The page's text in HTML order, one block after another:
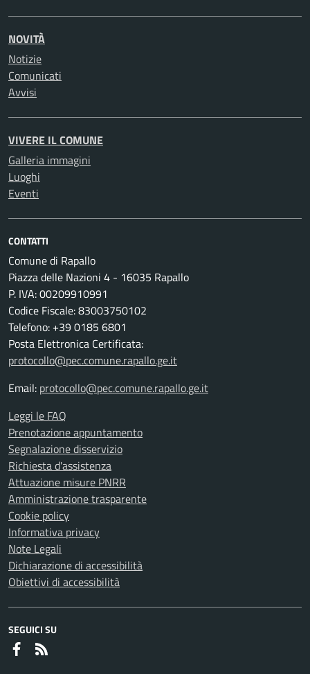
NOVITÀ
Notizie
Comunicati
Avvisi
VIVERE IL COMUNE
Galleria immagini
Luoghi
Eventi
CONTATTI
Comune di Rapallo
Piazza delle Nazioni 4 - 16035 Rapallo
P. IVA: 00209910991
Codice Fiscale: 83003750102
Telefono: +39 0185 6801
Posta Elettronica Certificata:
protocollo@pec.comune.rapallo.ge.it
Email: protocollo@pec.comune.rapallo.ge.it
Leggi le FAQ
Prenotazione appuntamento
Segnalazione disservizio
Richiesta d'assistenza
Attuazione misure PNRR
Amministrazione trasparente
Cookie policy
Informativa privacy
Note Legali
Dichiarazione di accessibilità
Obiettivi di accessibilità
SEGUICI SU
Faceboook